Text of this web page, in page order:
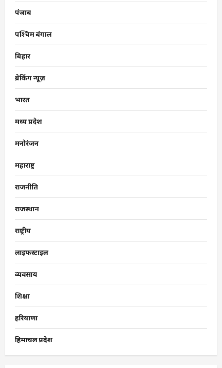
पंजाब
पश्चिम बंगाल
बिहार
ब्रेकिंग न्यूज़
भारत
मध्य प्रदेश
मनोरंजन
महाराष्ट्र
राजनीति
राजस्थान
राष्ट्रीय
लाइफस्टाइल
व्यवसाय
शिक्षा
हरियाणा
हिमाचल प्रदेश